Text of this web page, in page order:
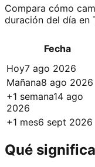
Compara cómo
duración del día en
Fecha
Hoy7 ago 2026
Mañana8 ago 2026
+1 semana14 ago
2026
+1 mes6 sept 2026
Qué